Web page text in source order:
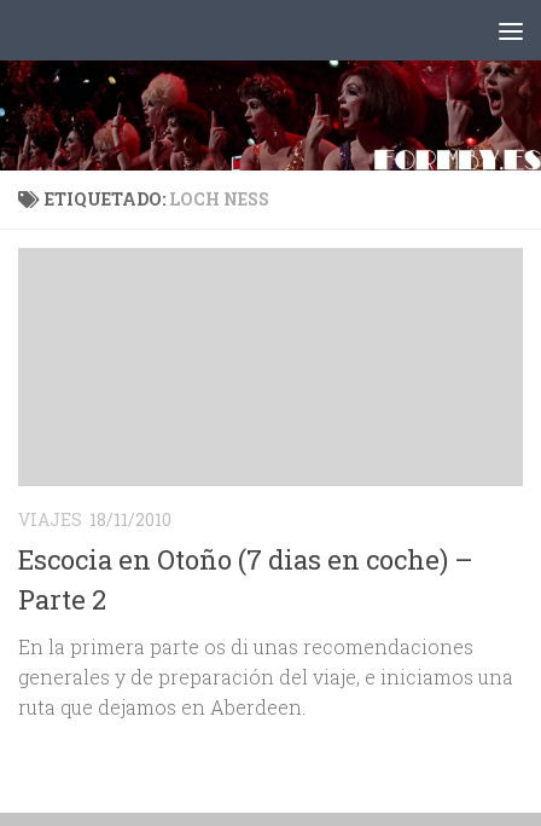
ETIQUETADO: LOCH NESS
VIAJES 18/11/2010
Escocia en Otoño (7 dias en coche) –
Parte 2
En la primera parte os di unas recomendaciones
generales y de preparación del viaje, e iniciamos una
ruta que dejamos en Aberdeen.